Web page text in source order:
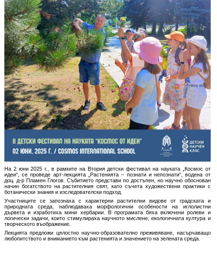
На 2 юни 2025 г., в рамките на Втория детски фестивал на науката „Космос от
идеи“, се проведе арт-лекцията „Растенията – познати и непознати“, водена от
доц. д-р Пламен Глогов. Събитието представи по достъпен, но научно обоснован
начин богатството на растителния свят, като съчета художествени практики с
ботанически знания и изследователски подход.
Участниците се запознаха с характерни растителни видове от градската и
природната среда, наблюдаваха морфологични особености на иглолистни
дървета и изработиха мини хербарии. В програмата бяха включени ролеви и
логически задачи, които стимулираха научното мислене, екологичната култура и
творческото въображение.
Лекцията предложи цялостно научно-образователно преживяване, насърчаващо
любопитството и вниманието към растенията и значението на зелената среда.